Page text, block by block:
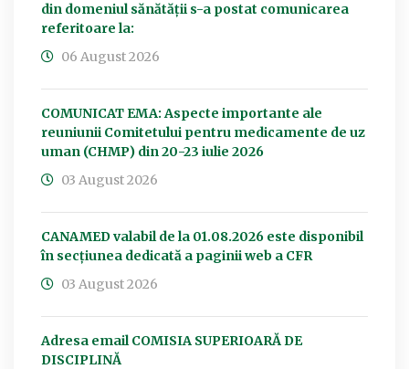
din domeniul sănătății s-a postat comunicarea
referitoare la:
06 August 2026
COMUNICAT EMA: Aspecte importante ale
reuniunii Comitetului pentru medicamente de uz
uman (CHMP) din 20-23 iulie 2026
03 August 2026
CANAMED valabil de la 01.08.2026 este disponibil
în secțiunea dedicată a paginii web a CFR
03 August 2026
Adresa email COMISIA SUPERIOARĂ DE
DISCIPLINĂ